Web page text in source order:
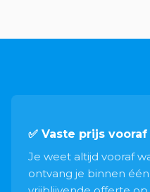
✅ Vaste prijs vooraf
Je weet altijd vooraf
ontvang je binnen